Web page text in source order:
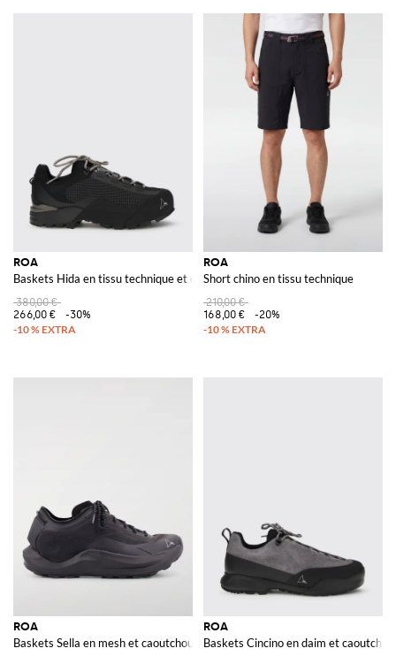
ROA
Baskets Hida en tissu technique et caoutchouc
380,00 €
266,00 €
-30%
ROA
Short chino en tissu technique
210,00 €
168,00 €
-20%
ROA
Baskets Sella en mesh et caoutchouc
ROA
Baskets Cincino en daim et